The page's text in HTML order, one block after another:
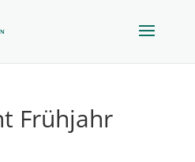
Frühjahr